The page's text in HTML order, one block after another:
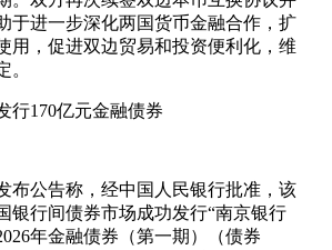
于进一步深化两国货币金融合作，扩
用，促进双边贸易和投资便利化，维
。
行170亿元金融债券
布公告称，经中国人民银行批准，该
银行间债券市场成功发行“南京银行
年金融债券（第一期）（债券